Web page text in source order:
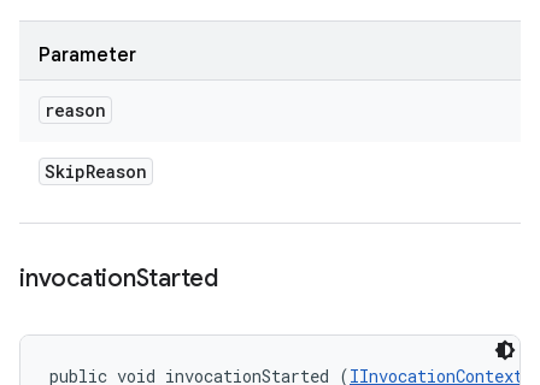
Parameter
reason
SkipReason
invocationStarted
public void invocationStarted (IInvocationContext